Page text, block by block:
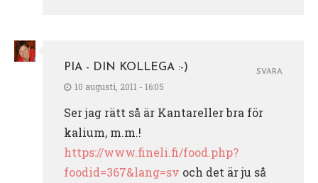
PIA - DIN KOLLEGA :-)
10 augusti, 2011 - 16:05
Ser jag rätt så är Kantareller bra för
kalium, m.m.!
https://www.fineli.fi/food.php?
foodid=367&lang=sv och det är ju så
SVARA